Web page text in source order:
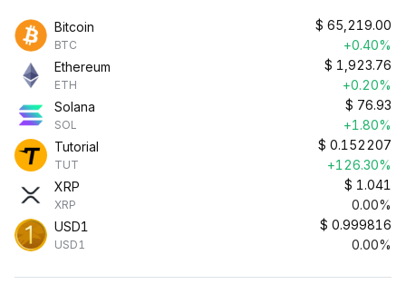
Bitcoin
BTC
$ 65,219.00
+0.40%
Ethereum
ETH
$ 1,923.76
+0.20%
Solana
SOL
$ 76.93
+1.80%
Tutorial
TUT
$ 0.152207
+126.30%
XRP
XRP
$ 1.041
0.00%
USD1
USD1
$ 0.999816
0.00%